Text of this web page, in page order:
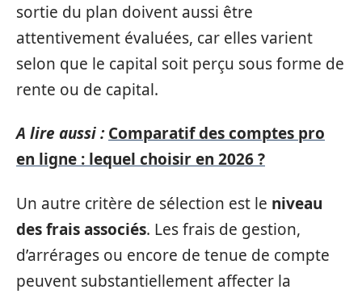
sortie du plan doivent aussi être
attentivement évaluées, car elles varient
selon que le capital soit perçu sous forme de
rente ou de capital.
A lire aussi : Comparatif des comptes pro
en ligne : lequel choisir en 2026 ?
Un autre critère de sélection est le niveau
des frais associés. Les frais de gestion,
d’arrérages ou encore de tenue de compte
peuvent substantiellement affecter la